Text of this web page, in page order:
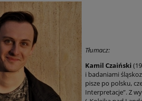
Tłumacz:
Kamil Czaiński
i badaniami
pisze po polsku,
Interpretacje”. Z